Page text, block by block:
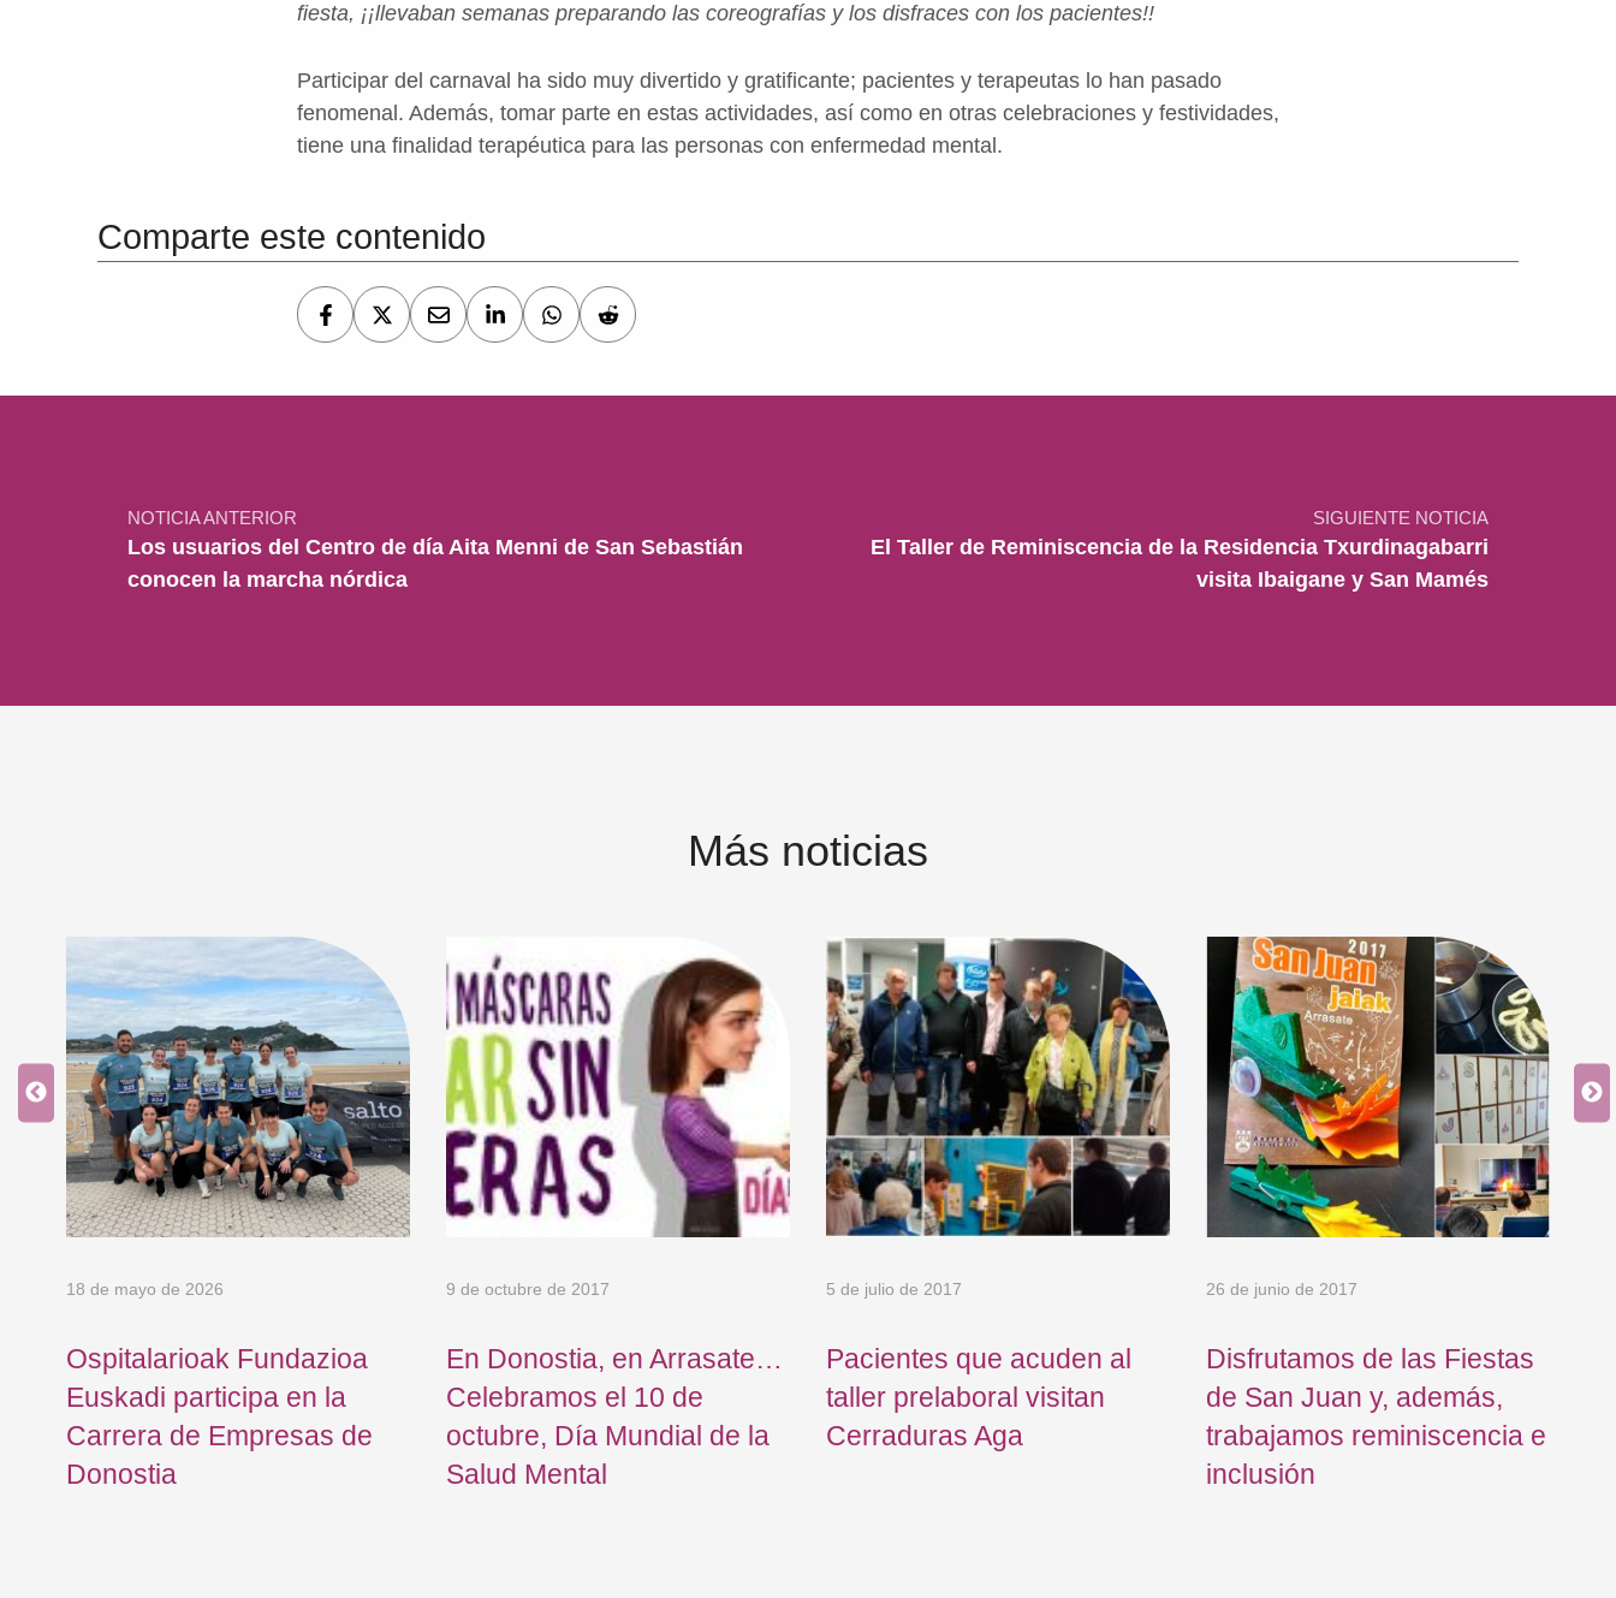
fiesta, ¡¡llevaban semanas preparando las coreografías y los disfraces con los pacientes!!
Participar del carnaval ha sido muy divertido y gratificante; pacientes y terapeutas lo han pasado
fenomenal. Además, tomar parte en estas actividades, así como en otras celebraciones y festividades,
tiene una finalidad terapéutica para las personas con enfermedad mental.
Comparte este contenido
NOTICIA ANTERIOR
Los usuarios del Centro de día Aita Menni de San Sebastián
conocen la marcha nórdica
SIGUIENTE NOTICIA
El Taller de Reminiscencia de la Residencia Txurdinagabarri
visita Ibaigane y San Mamés
Más noticias
18 de mayo de 2026
Ospitalarioak Fundazioa
Euskadi participa en la
Carrera de Empresas de
Donostia
9 de octubre de 2017
En Donostia, en Arrasate…
Celebramos el 10 de
octubre, Día Mundial de la
Salud Mental
5 de julio de 2017
Pacientes que acuden al
taller prelaboral visitan
Cerraduras Aga
26 de junio de 2017
Disfrutamos de las Fiestas
de San Juan y, además,
trabajamos reminiscencia e
inclusión